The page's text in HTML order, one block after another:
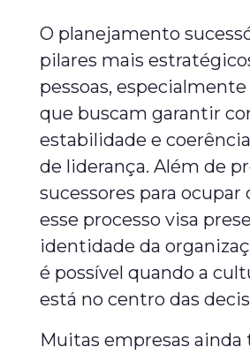
O planejamento
pilares mais
pessoas,
que buscam garantir
estabilidade e
de liderança. Além de
sucessores para ocupar
esse processo visa
identidade da
é possível quando a
está no centro das
Muitas empresas ainda